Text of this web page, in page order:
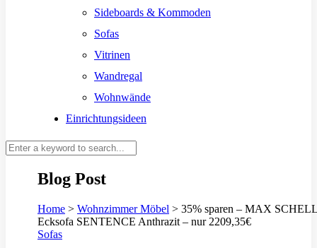
Sideboards & Kommoden
Sofas
Vitrinen
Wandregal
Wohnwände
Einrichtungsideen
Blog Post
Home > Wohnzimmer Möbel > 35% sparen – MAX
Ecksofa SENTENCE Anthrazit – nur 2209,35€
Sofas